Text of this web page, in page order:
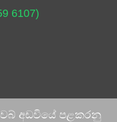
6107)
වෙබ් අඩවියේ පළකරනු